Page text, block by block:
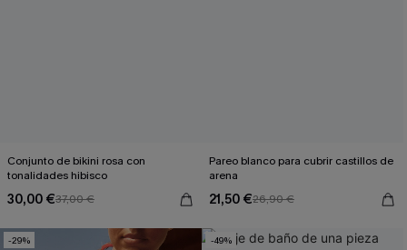
Conjunto de bikini rosa con
tonalidades hibisco
30,00 €37,00 €
Pareo blanco para cubrir castillos de
arena
21,50 €26,90 €
-29% -49%